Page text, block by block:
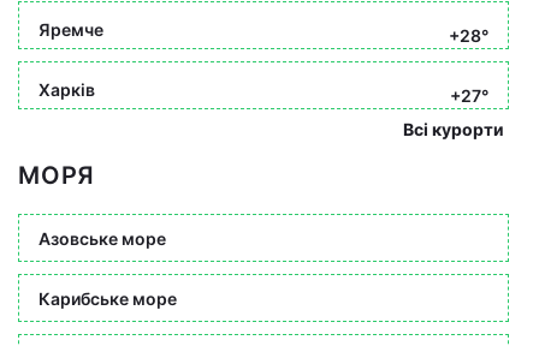
Яремче +28°
Харків
+27°
Всі курорти
МОРЯ
Азовське море
Карибське море